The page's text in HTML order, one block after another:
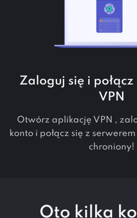
Zaloguj się i
VPN
Otwórz aplikację VPN ,
konto i połącz się z
chroniony!
Oto kilka